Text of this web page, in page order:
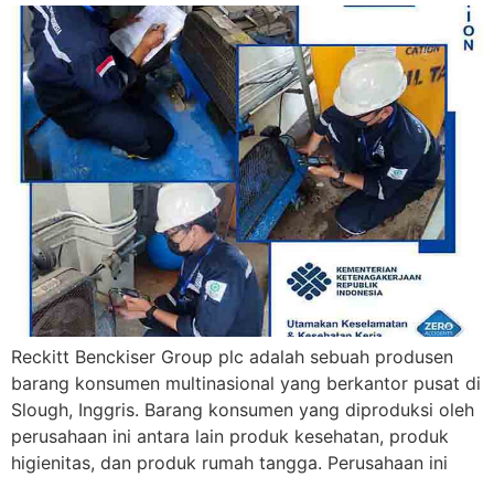
Reckitt Benckiser Group plc adalah sebuah produsen
barang konsumen multinasional yang berkantor pusat di
Slough, Inggris. Barang konsumen yang diproduksi oleh
perusahaan ini antara lain produk kesehatan, produk
higienitas, dan produk rumah tangga. Perusahaan ini